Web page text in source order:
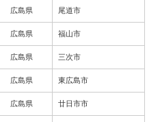
広島県 尾道市
広島県 福山市
広島県 三次市
広島県 東広島市
広島県 廿日市市